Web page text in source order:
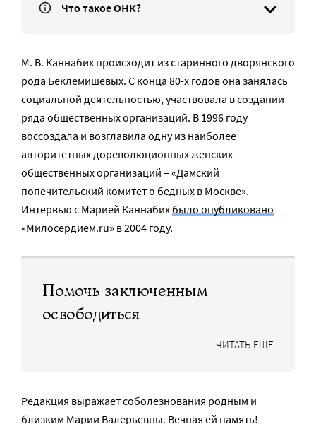
Что такое ОНК?
М. В. Каннабих происходит из старинного дворянского
рода Беклемишевых. С конца 80-х годов она занялась
социальной деятельностью, участвовала в создании
ряда общественных организаций. В 1996 году
воссоздала и возглавила одну из наиболее
авторитетных дореволюционных женских
общественных организаций – «Дамский
попечительский комитет о бедных в Москве».
Интервью с Марией Каннабихбыло опубликовано
«Милосердием.ru» в 2004 году.
Помочь заключенным
освободиться
ЧИТАТЬ ЕЩЕ
Редакция выражает соболезнования родным и
близким Марии Валерьевны. Вечная ей память!